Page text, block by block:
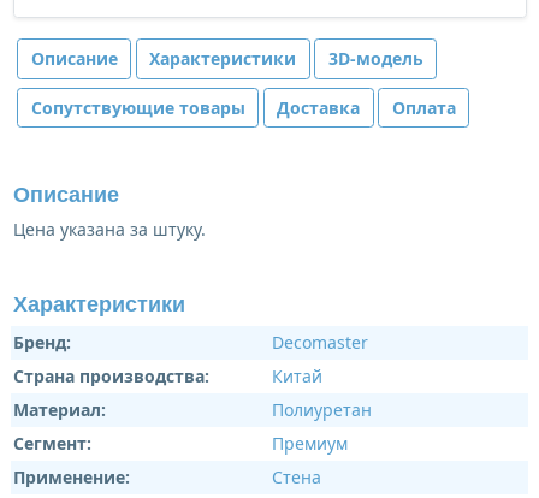
Описание Характеристики 3D-модель
Сопутствующие товары Доставка Оплата
Описание
Цена указана за штуку.
Характеристики
Бренд:
Decomaster
Страна производства:
Китай
Материал:
Полиуретан
Сегмент:
Премиум
Применение:
Стена